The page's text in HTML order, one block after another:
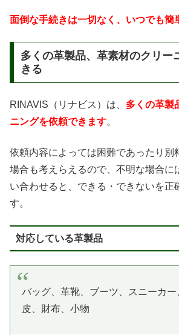
面倒な手続きは一切なく、いつでも簡
多くの革製品、革素材のクリー
きる
RINAVIS（リナビス）は、 多くの革製
ニングを依頼できます。
依頼内容によっては困難であったり別
場合も考えらえるので、不明な場合に
い合わせると、できる・できないを正
す。
対応している革製品
バッグ、革靴、ブーツ、スニーカ
皮、財布、小物